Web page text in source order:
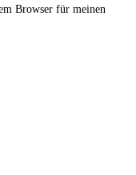
Browser für meinen